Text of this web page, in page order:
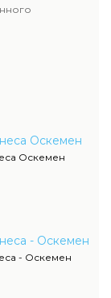
Оскемен
Оскемен
- Оскемен
- Оскемен